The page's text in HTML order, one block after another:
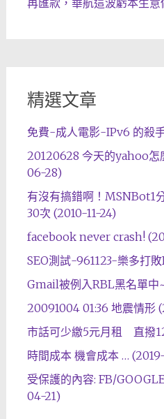
精選文章
免費-成人電影-IPv6 的殺
20120628 今天的yahoo怎
06-28)
有沒有搞錯啊！MSNBot1
30次 (2010-11-24)
facebook never crash!
SEO測試-961123-樂多打
Gmail被例入RBL黑名單中
20091004 01:36 地震情形
市話可少繳5元月租 直撥
時間成本 機會成本 …
受保護的內容: FB/
04-21)